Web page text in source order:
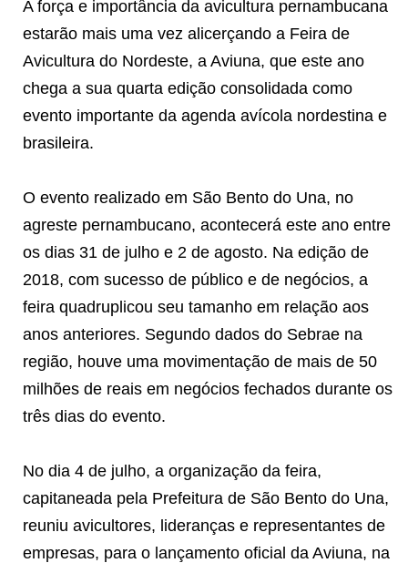
A força e importância da avicultura pernambucana
estarão mais uma vez alicerçando a Feira de
Avicultura do Nordeste, a Aviuna, que este ano
chega a sua quarta edição consolidada como
evento importante da agenda avícola nordestina e
brasileira.
O evento realizado em São Bento do Una, no
agreste pernambucano, acontecerá este ano entre
os dias 31 de julho e 2 de agosto. Na edição de
2018, com sucesso de público e de negócios, a
feira quadruplicou seu tamanho em relação aos
anos anteriores. Segundo dados do Sebrae na
região, houve uma movimentação de mais de 50
milhões de reais em negócios fechados durante os
três dias do evento.
No dia 4 de julho, a organização da feira,
capitaneada pela Prefeitura de São Bento do Una,
reuniu avicultores, lideranças e representantes de
empresas, para o lançamento oficial da Aviuna, na